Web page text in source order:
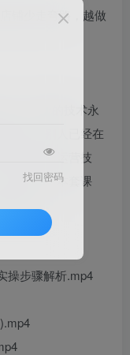
，最新的技术永
时候，别人已经在
科技电商运营技
如学习下本套课
韭菜。
操步骤解析.mp4
找回密码